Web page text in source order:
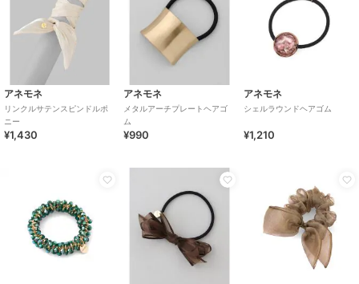
アネモネ
リンクルサテンスピンドルポ
ニー
¥1,430
アネモネ
メタルアーチプレートヘアゴ
ム
¥990
アネモネ
シェルラウンドヘアゴム
¥1,210